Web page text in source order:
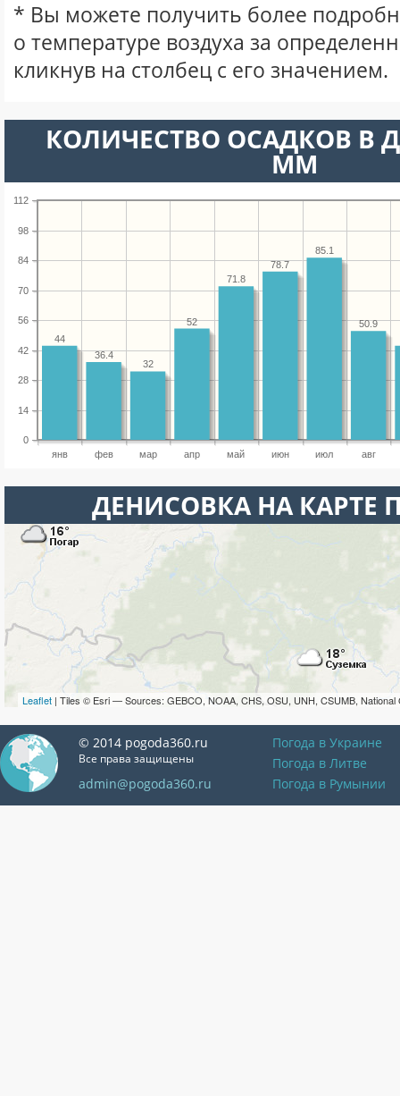
* Вы можете получить более
о температуре воздуха за
кликнув на столбец с его значением.
КОЛИЧЕСТВО ОСАДКОВ В
ММ
янв фев мар апр май июн июл авг
0
14
28
42
56
70
84
98
112
50.9
85.1
78.7
71.8
52
32
36.4
44
ДЕНИСОВКА НА КАРТЕ
Leaflet | Tiles © Esri — Sources: GEBCO, NOAA, CHS, OSU, UNH, CSUMB, National
© 2014 pogoda360.ru
Все права защищены
admin@pogoda360.ru
Погода в Украине
Погода в Литве
Погода в Румынии